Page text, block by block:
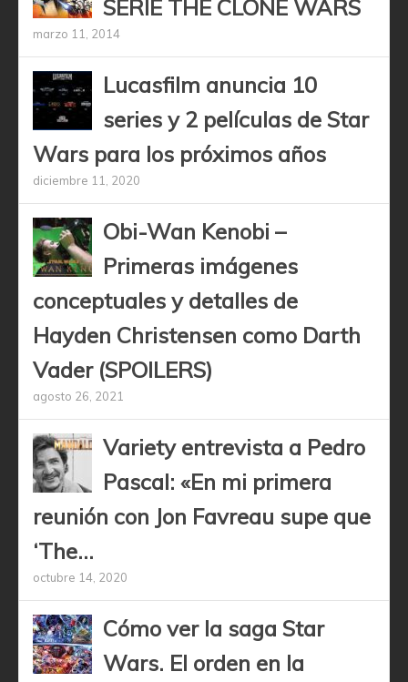
SERIE THE CLONE WARS
marzo 11, 2014
Lucasfilm anuncia 10
series y 2 películas de Star
Wars para los próximos años
diciembre 11, 2020
Obi-Wan Kenobi –
Primeras imágenes
conceptuales y detalles de
Hayden Christensen como Darth
Vader (SPOILERS)
agosto 26, 2021
Variety entrevista a Pedro
Pascal: «En mi primera
reunión con Jon Favreau supe que
‘The...
octubre 14, 2020
Cómo ver la saga Star
Wars. El orden en la